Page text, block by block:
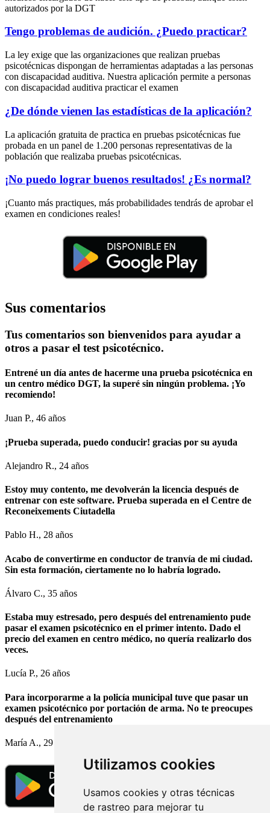
Utilizamos cookies
Usamos cookies y otras técnicas
de rastreo para mejorar tu
autorizados por la DGT
Tengo problemas de audición. ¿Puedo practicar?
La ley exige que las organizaciones que realizan pruebas
psicotécnicas dispongan de herramientas adaptadas a las personas
con discapacidad auditiva. Nuestra aplicación permite a personas
con discapacidad auditiva practicar el examen
¿De dónde vienen las estadísticas de la aplicación?
La aplicación gratuita de practica en pruebas psicotécnicas fue
probada en un panel de 1.200 personas representativas de la
población que realizaba pruebas psicotécnicas.
¡No puedo lograr buenos resultados! ¿Es normal?
¡Cuanto más practiques, más probabilidades tendrás de aprobar el
examen en condiciones reales!
Sus comentarios
Tus comentarios son bienvenidos para ayudar a
otros a pasar el test psicotécnico.
Entrené un día antes de hacerme una prueba psicotécnica en
un centro médico DGT, la superé sin ningún problema. ¡Yo
recomiendo!
Juan P., 46 años
¡Prueba superada, puedo conducir! gracias por su ayuda
Alejandro R., 24 años
Estoy muy contento, me devolverán la licencia después de
entrenar con este software. Prueba superada en el Centre de
Reconeixements Ciutadella
Pablo H., 28 años
Acabo de convertirme en conductor de tranvía de mi ciudad.
Sin esta formación, ciertamente no lo habría logrado.
Álvaro C., 35 años
Estaba muy estresado, pero después del entrenamiento pude
pasar el examen psicotécnico en el primer intento. Dado el
precio del examen en centro médico, no quería realizarlo dos
veces.
Lucía P., 26 años
Para incorporarme a la policía municipal tuve que pasar un
examen psicotécnico por portación de arma. No te preocupes
después del entrenamiento
María A., 29 años